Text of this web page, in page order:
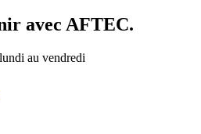
avec AFTEC.
au vendredi